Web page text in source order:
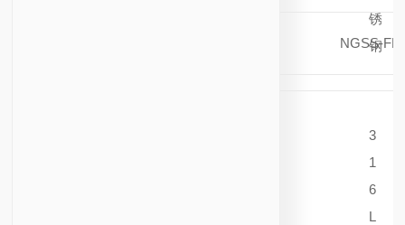
锈
钢
3
1
6
L
NGSS-